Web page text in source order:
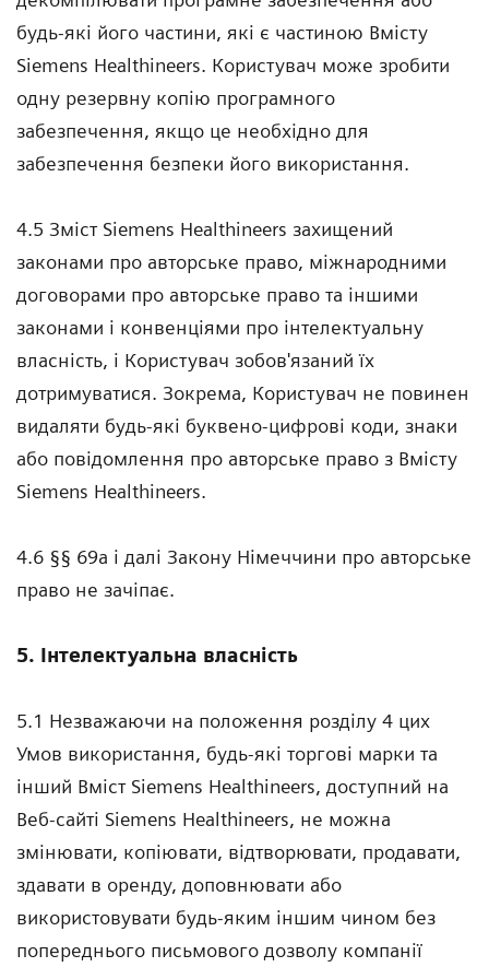
будь-які його частини, які є частиною Вмісту
Siemens Healthineers. Користувач може зробити
одну резервну копію програмного
забезпечення, якщо це необхідно для
забезпечення безпеки його використання.
4.5 Зміст Siemens Healthineers захищений
законами про авторське право, міжнародними
договорами про авторське право та іншими
законами і конвенціями про інтелектуальну
власність, і Користувач зобов'язаний їх
дотримуватися. Зокрема, Користувач не повинен
видаляти будь-які буквено-цифрові коди, знаки
або повідомлення про авторське право з Вмісту
Siemens Healthineers.
4.6 §§ 69а і далі Закону Німеччини про авторське
право не зачіпає.
5. Інтелектуальна власність
5.1 Незважаючи на положення розділу 4 цих
Умов використання, будь-які торгові марки та
інший Вміст Siemens Healthineers, доступний на
Веб-сайті Siemens Healthineers, не можна
змінювати, копіювати, відтворювати, продавати,
здавати в оренду, доповнювати або
використовувати будь-яким іншим чином без
попереднього письмового дозволу компанії